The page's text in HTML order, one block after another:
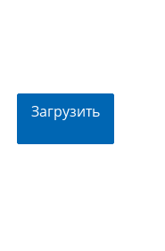
Загрузить